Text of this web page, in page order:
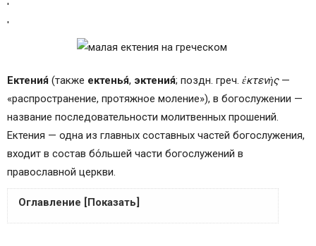
'
'
Ектения́ (также ектенья́, эктения́; поздн. греч. ἐκτενὴς—
«распространение, протяжное моление»), в богослужении —
название последовательности молитвенных прошений.
Ектения — одна из главных составных частей богослужения,
входит в состав бо́льшей части богослужений в
православной церкви.
Оглавление [Показать]